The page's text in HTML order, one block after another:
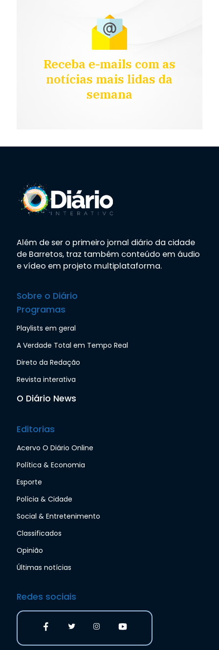
Receba e-mails com as
notícias mais lidas da
semana
Além de ser o primeiro jornal diário da cidade
de Barretos, traz também conteúdo em áudio
e vídeo em projeto multiplataforma.
Sobre o Diário
Programas
Playlists em geral
A Verdade Total em Tempo Real
Direto da Redação
Revista interativa
O Diário News
Editorias
Acervo O Diário Online
Política & Economia
Esporte
Polícia & Cidade
Social & Entretenimento
Classificados
Opinião
Últimas notícias
Redes sociais